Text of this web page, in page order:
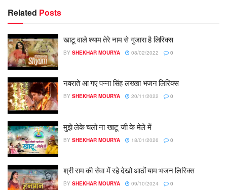
Related Posts
खाटू वाले श्याम तेरे नाम से गुजारा है लिरिक्स
BY SHEKHAR MOURYA 08/02/2022 0
नवराते आ गए पन्ना सिंह लख्खा भजन लिरिक्स
BY SHEKHAR MOURYA 20/11/2022 0
मुझे लेके चलो ना खाटू जी के मेले में
BY SHEKHAR MOURYA 18/01/2026 0
श्री राम की सेवा में रहे देखो आठों याम भजन लिरिक्स
BY SHEKHAR MOURYA 09/10/2024 0